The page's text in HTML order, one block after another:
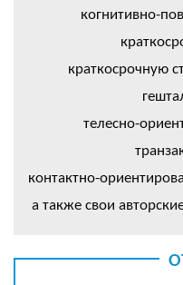
когнитивно-
краткосрочную
телесно-
контактно-
а также свои